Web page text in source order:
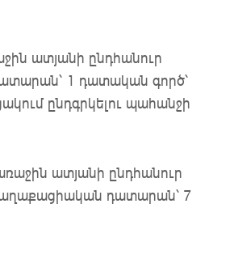
ատյանի ընդհանուր
1 դատական գործ՝
ընդգրկելու պահանջի
ատյանի ընդհանուր
դատարան՝ 7